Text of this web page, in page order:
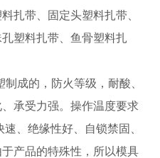
扎带、固定头塑料扎带、
塑料扎带、鱼骨塑料扎
成的，防火等级，耐酸、
承受力强。操作温度要求
、绝缘性好、自锁禁固、
产品的特殊性，所以模具